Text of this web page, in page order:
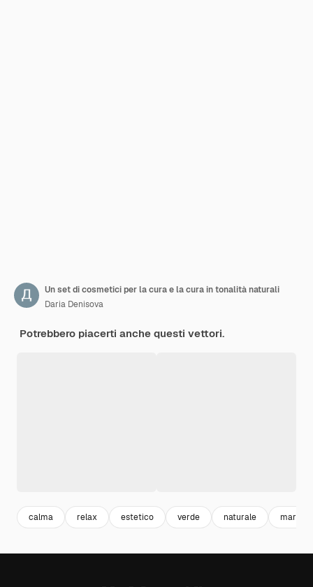
Un set di cosmetici per la cura e la cura in tonalità naturali
Daria Denisova
Potrebbero piacerti anche questi vettori.
calma relax estetico verde naturale